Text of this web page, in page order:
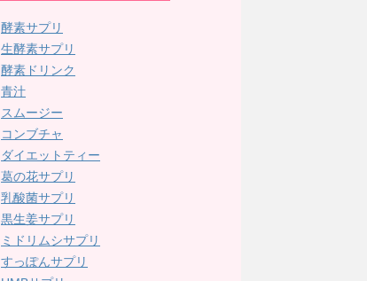
酵素サプリ
生酵素サプリ
酵素ドリンク
青汁
スムージー
コンブチャ
ダイエットティー
葛の花サプリ
乳酸菌サプリ
黒生姜サプリ
ミドリムシサプリ
すっぽんサプリ